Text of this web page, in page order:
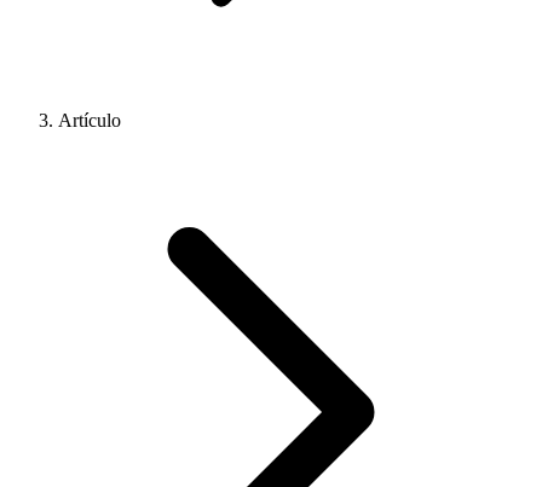
Artículo